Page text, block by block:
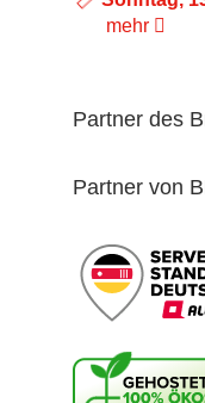
mehr
Partner des
Partner von